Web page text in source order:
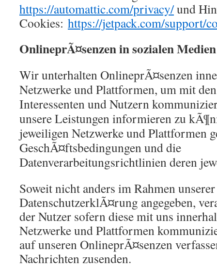
https://automattic.com/privacy/und
Cookies: https://jetpack.com/support/
OnlineprÃ¤senzen in sozialen Medien
Wir unterhalten OnlineprÃ¤senzen
Netzwerke und Plattformen, um mit
Interessenten und Nutzern
unsere Leistungen informieren zu
jeweiligen Netzwerke und Plattformen
GeschÃ¤ftsbedingungen und die
Datenverarbeitungsrichtlinien deren
Soweit nicht anders im Rahmen unserer
DatenschutzerklÃ¤rung angegeben,
der Nutzer sofern diese mit uns
Netzwerke und Plattformen
auf unseren OnlineprÃ¤senzen
Nachrichten zusenden.